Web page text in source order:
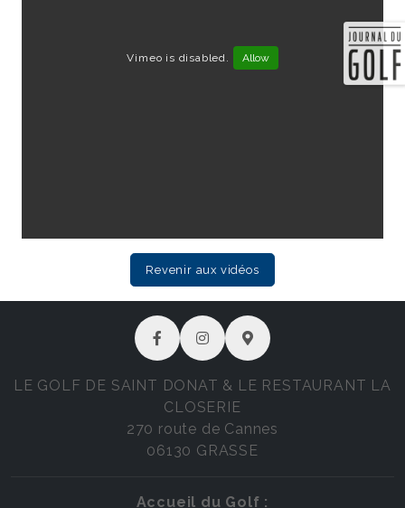
Vimeo is disabled. Allow
Revenir aux vidéos
LE GOLF DE SAINT DONAT & LE RESTAURANT LA
CLOSERIE
270 route de Cannes
06130 GRASSE
Accueil du Golf :